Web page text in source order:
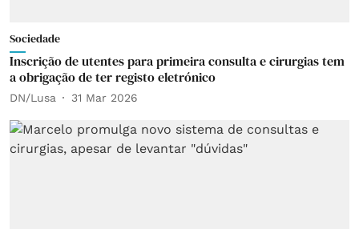
Sociedade
Inscrição de utentes para primeira consulta e cirurgias tem
a obrigação de ter registo eletrónico
DN/Lusa 31 Mar 2026